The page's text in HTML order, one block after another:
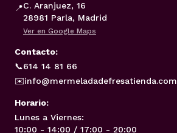
📍C. Aranjuez, 16
28981 Parla, Madrid
Ver en Google Maps
Contacto:
📞614 14 81 66
✉️info@mermeladadefresatienda.com
Horario:
Lunes a Viernes:
10:00 - 14:00 / 17:00 - 20:00